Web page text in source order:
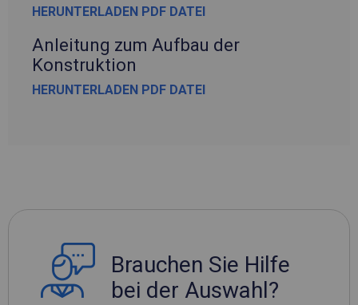
HERUNTERLADEN PDF DATEI
Anleitung zum Aufbau der
Konstruktion
HERUNTERLADEN PDF DATEI
Brauchen Sie Hilfe
bei der Auswahl?